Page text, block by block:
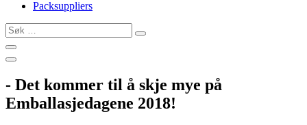
Packsuppliers
Søk
…
- Det kommer til å skje mye på
Emballasjedagene 2018!